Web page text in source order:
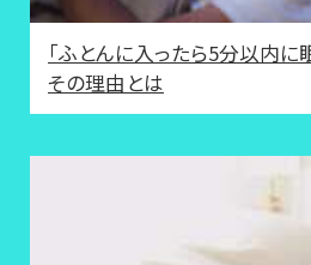
「ふとんに入ったら5分以内に
その理由とは